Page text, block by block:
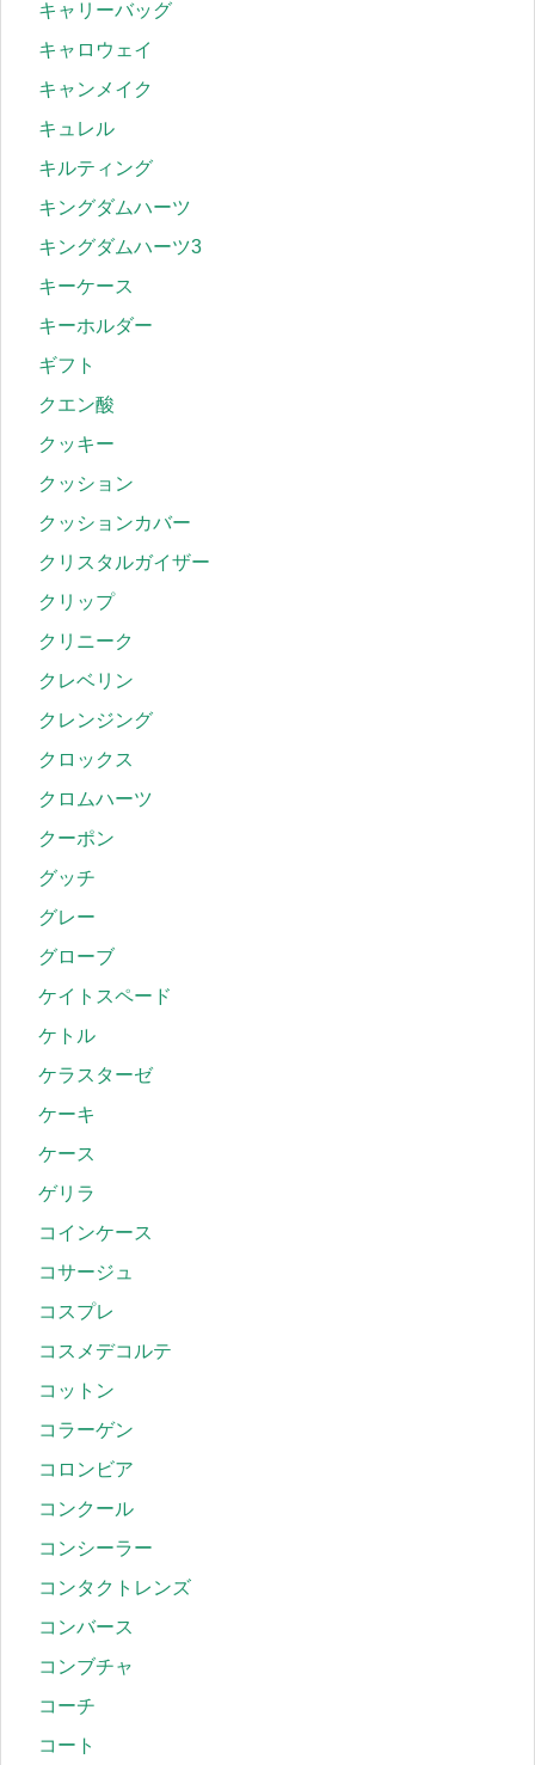
キャリーバッグ
キャロウェイ
キャンメイク
キュレル
キルティング
キングダムハーツ
キングダムハーツ3
キーケース
キーホルダー
ギフト
クエン酸
クッキー
クッション
クッションカバー
クリスタルガイザー
クリップ
クリニーク
クレベリン
クレンジング
クロックス
クロムハーツ
クーポン
グッチ
グレー
グローブ
ケイトスペード
ケトル
ケラスターゼ
ケーキ
ケース
ゲリラ
コインケース
コサージュ
コスプレ
コスメデコルテ
コットン
コラーゲン
コロンビア
コンクール
コンシーラー
コンタクトレンズ
コンバース
コンブチャ
コーチ
コート